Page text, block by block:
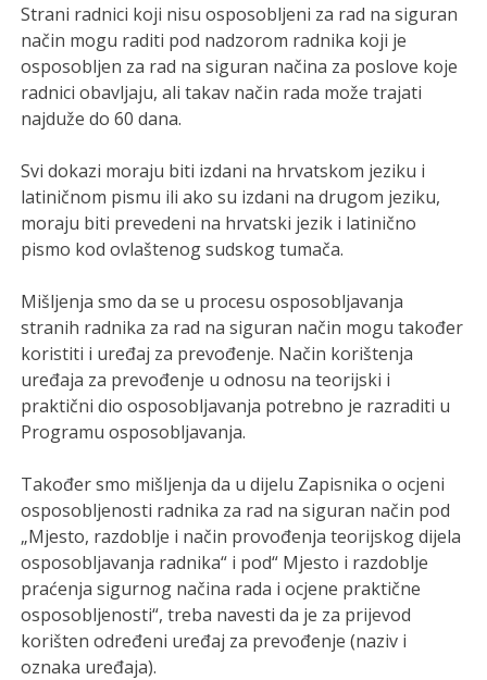
Strani radnici koji nisu osposobljeni za rad na siguran
način mogu raditi pod nadzorom radnika koji je
osposobljen za rad na siguran načina za poslove koje
radnici obavljaju, ali takav način rada može trajati
najduže do 60 dana.
Svi dokazi moraju biti izdani na hrvatskom jeziku i
latiničnom pismu ili ako su izdani na drugom jeziku,
moraju biti prevedeni na hrvatski jezik i latinično
pismo kod ovlaštenog sudskog tumača.
Mišljenja smo da se u procesu osposobljavanja
stranih radnika za rad na siguran način mogu također
koristiti i uređaj za prevođenje. Način korištenja
uređaja za prevođenje u odnosu na teorijski i
praktični dio osposobljavanja potrebno je razraditi u
Programu osposobljavanja.
Također smo mišljenja da u dijelu Zapisnika o ocjeni
osposobljenosti radnika za rad na siguran način pod
„Mjesto, razdoblje i način provođenja teorijskog dijela
osposobljavanja radnika“ i pod“ Mjesto i razdoblje
praćenja sigurnog načina rada i ocjene praktične
osposobljenosti“, treba navesti da je za prijevod
korišten određeni uređaj za prevođenje (naziv i
oznaka uređaja).